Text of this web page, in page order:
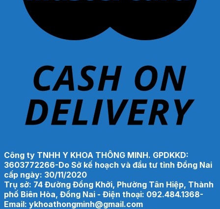
Công ty TNHH Y KHOA THÔNG MINH. GPDKKD:
3603772266-Do Sở kế hoạch và đầu tư tỉnh Đồng Nai
cấp ngày: 30/11/2020
Trụ sở: 74 Đường Đồng Khởi, Phường Tân Hiệp, Thành
phố Biên Hòa, Đồng Nai - Điện thoại: 092.484.1368-
Email: ykhoathongminh@gmail.com